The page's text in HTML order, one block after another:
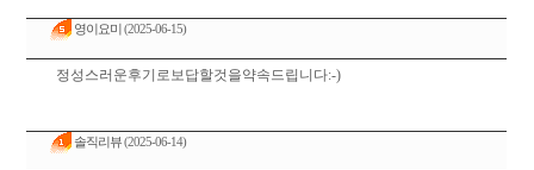
영이요미(2025-06-15)
정성스러운후기로보답할것을약속드립니다:-)
솔직리뷰(2025-06-14)